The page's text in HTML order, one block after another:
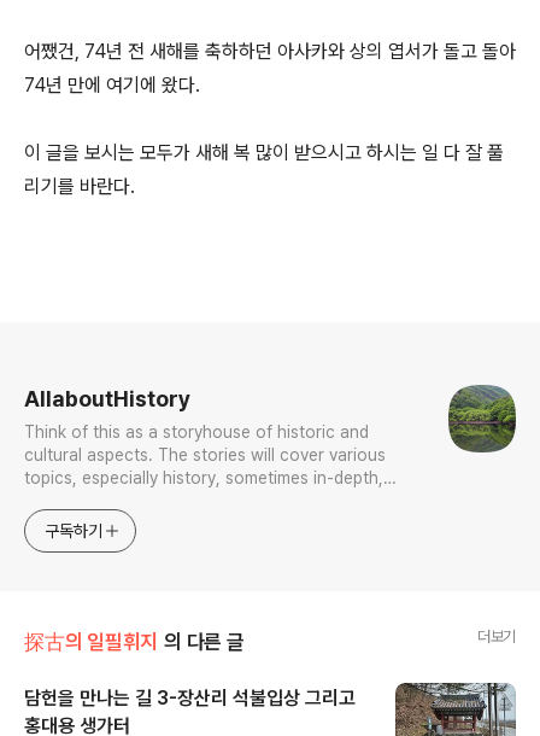
어쨌건, 74년 전 새해를 축하하던 아사카와 상의 엽서가 돌고 돌아
74년 만에 여기에 왔다.
이 글을 보시는 모두가 새해 복 많이 받으시고 하시는 일 다 잘 풀
리기를 바란다.
AllaboutHistory
Think of this as a storyhouse of historic and
cultural aspects. The stories will cover various
topics, especially history, sometimes in-depth,
approach will be to resist any common sense or
generalized viewpoint
구독하기
探古의 일필휘지 의 다른 글 더보기
담헌을 만나는 길 3-장산리 석불입상 그리고
홍대용 생가터